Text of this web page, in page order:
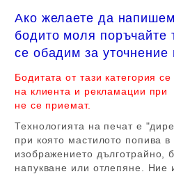
Ако желаете да
бодито моля поръчайте
се обадим за уточнение
Бодитата от тази категория
на клиента и рекламации при
не се приемат.
Технологията на печат е
при която мастилото попива в
изображението дълготрайно,
напукване или отлепяне. Ние